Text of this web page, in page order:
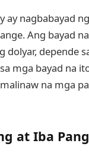
nagbabayad
Ang bayad
depende
mga bayad na
na mga
at Iba